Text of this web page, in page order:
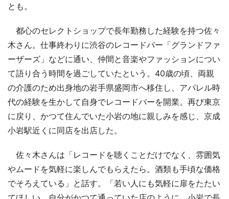
とも。
都心のセレクトショップで長年勤務した経験を持つ佐々
木さん。仕事終わりに渋谷のレコードバー「グランドファ
ーザーズ」などに通い、仲間と音楽やファッションについ
て語り合う時間を過ごしていたという。40歳の頃、両親
の介護のため出身地の岩手県盛岡市へ移住し、アパレル時
代の経験を生かして自身でレコードバーを開業。再び東京
に戻り、かつて住んでいた小岩の地に親しみを感じ、京成
小岩駅近くに同店を出店した。
佐々木さんは「レコードを聴くことだけでなく、雰囲気
やムードを気軽に楽しんでもらえたら。酒類も手頃な価格
でそろえている」と話す。「若い人にも気軽に扉をたたい